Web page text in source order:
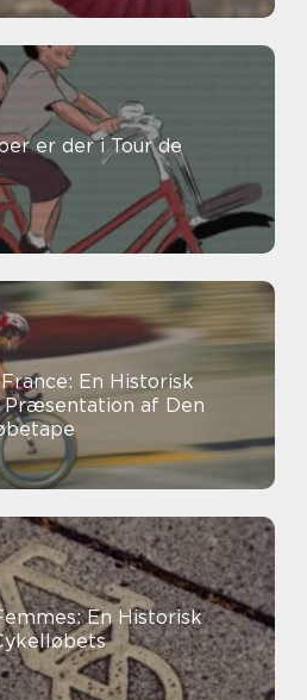
er der i Tour de
En Historisk
Præsentation af Den
En Historisk